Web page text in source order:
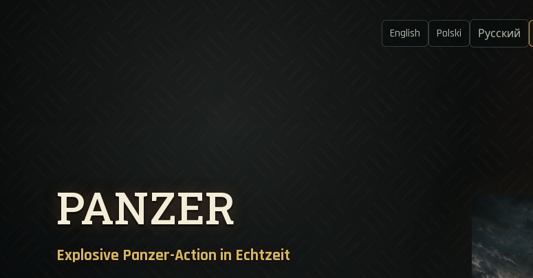
English Polski Русский
PANZER
Explosive Panzer-Action in Echtzeit